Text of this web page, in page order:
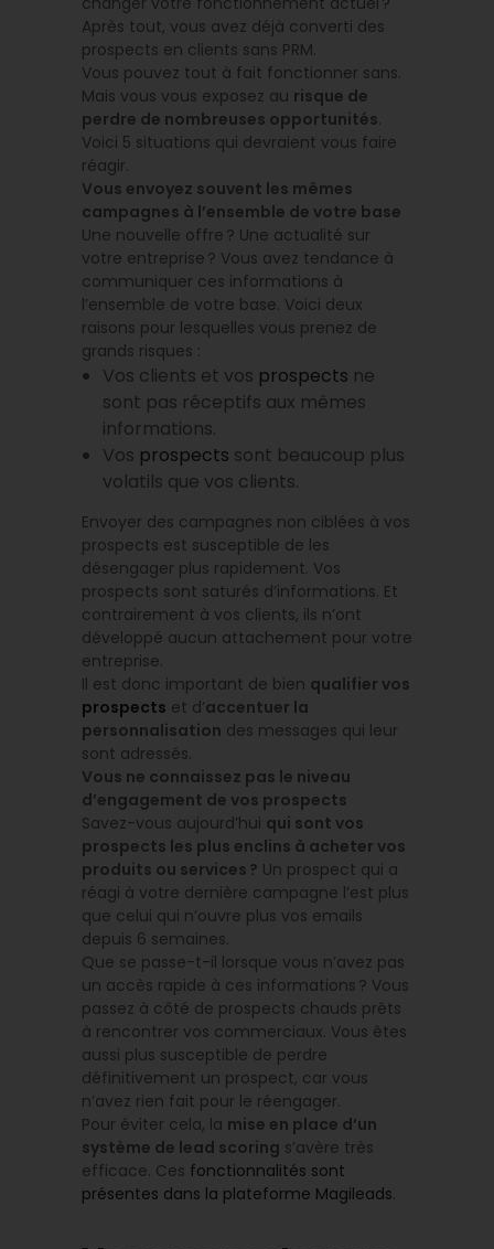
Après tout, vous avez déjà converti des
prospects en clients sans PRM.
Vous pouvez tout à fait fonctionner sans.
Mais vous vous exposez au risque de
perdre de nombreuses opportunités.
Voici 5 situations qui devraient vous faire
réagir.
Vous envoyez souvent les mêmes
campagnes à l’ensemble de votre base
Une nouvelle offre ? Une actualité sur
votre entreprise ? Vous avez tendance à
communiquer ces informations à
l’ensemble de votre base. Voici deux
raisons pour lesquelles vous prenez de
grands risques :
Vos clients et vos prospects ne
sont pas réceptifs aux mêmes
informations.
Vos prospects sont beaucoup plus
volatils que vos clients.
Envoyer des campagnes non ciblées à vos
prospects est susceptible de les
désengager plus rapidement. Vos
prospects sont saturés d’informations. Et
contrairement à vos clients, ils n’ont
développé aucun attachement pour votre
entreprise.
Il est donc important de bien qualifier vos
prospects et d’accentuer la
personnalisation des messages qui leur
sont adressés.
Vous ne connaissez pas le niveau
d’engagement de vos prospects
Savez-vous aujourd’hui qui sont vos
prospects les plus enclins à acheter vos
produits ou services ? Un prospect qui a
réagi à votre dernière campagne l’est plus
que celui qui n’ouvre plus vos emails
depuis 6 semaines.
Que se passe-t-il lorsque vous n’avez pas
un accès rapide à ces informations ? Vous
passez à côté de prospects chauds prêts
à rencontrer vos commerciaux. Vous êtes
aussi plus susceptible de perdre
définitivement un prospect, car vous
n’avez rien fait pour le réengager.
Pour éviter cela, la mise en place d’un
système de lead scoring s’avère très
efficace. Ces fonctionnalités sont
présentes dans la plateforme Magileads.